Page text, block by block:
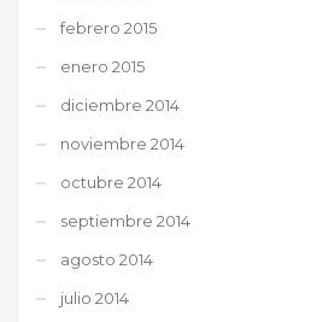
febrero 2015
enero 2015
diciembre 2014
noviembre 2014
octubre 2014
septiembre 2014
agosto 2014
julio 2014